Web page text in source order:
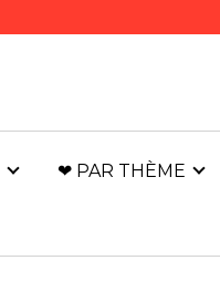
❤ PAR THÈME